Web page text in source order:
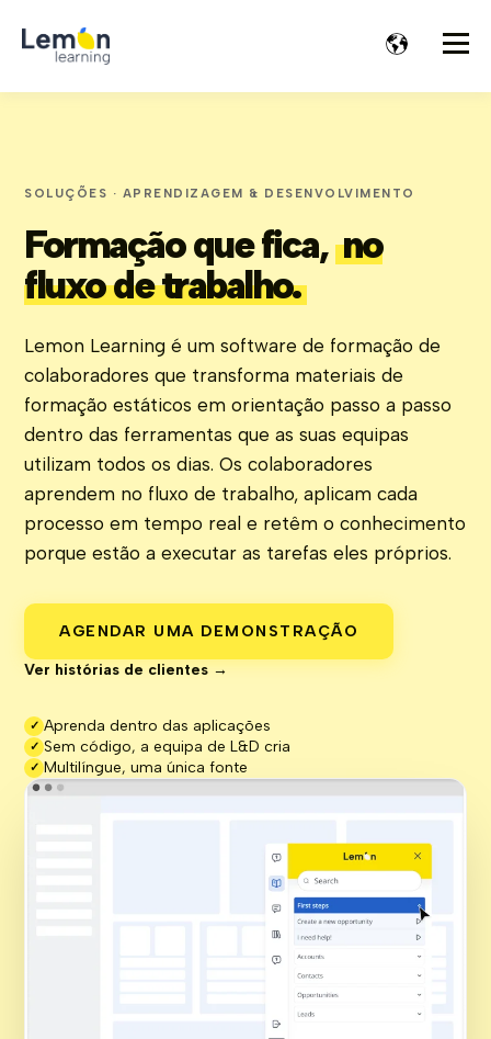
SOLUÇÕES · APRENDIZAGEM & DESENVOLVIMENTO
Formação que fica, no
fluxo de trabalho.
Lemon Learning é um software de formação de
colaboradores que transforma materiais de
formação estáticos em orientação passo a passo
dentro das ferramentas que as suas equipas
utilizam todos os dias. Os colaboradores
aprendem no fluxo de trabalho, aplicam cada
processo em tempo real e retêm o conhecimento
porque estão a executar as tarefas eles próprios.
AGENDAR UMA DEMONSTRAÇÃO
Ver histórias de clientes →
✓ Aprenda dentro das aplicações
✓ Sem código, a equipa de L&D cria
✓ Multilíngue, uma única fonte